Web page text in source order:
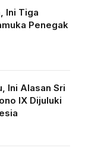
Ini Tiga
Penegak
Ini Alasan Sri
IX Dijuluki